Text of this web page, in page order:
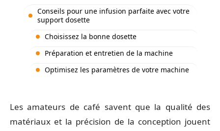
Conseils pour une infusion parfaite avec votre
support dosette
Choisissez la bonne dosette
Préparation et entretien de la machine
Optimisez les paramètres de votre machine
Les amateurs de café savent que la qualité des
matériaux et la précision de la conception jouent